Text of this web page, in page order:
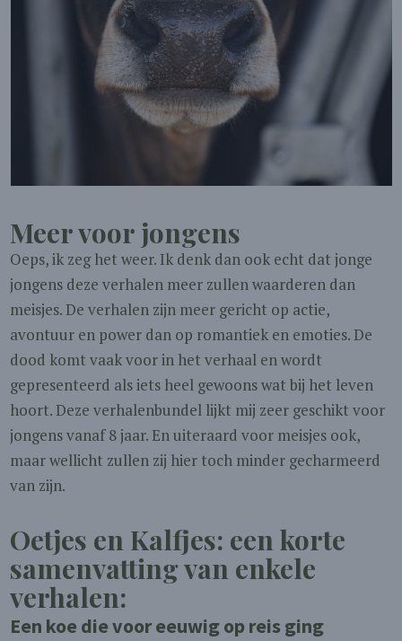
Meer voor jongens
Oeps, ik zeg het weer. Ik denk dan ook echt dat jonge
jongens deze verhalen meer zullen waarderen dan
meisjes. De verhalen zijn meer gericht op actie,
avontuur en power dan op romantiek en emoties. De
dood komt vaak voor in het verhaal en wordt
gepresenteerd als iets heel gewoons wat bij het leven
hoort. Deze verhalenbundel lijkt mij zeer geschikt voor
jongens vanaf 8 jaar. En uiteraard voor meisjes ook,
maar wellicht zullen zij hier toch minder gecharmeerd
van zijn.
Oetjes en Kalfjes: een korte
samenvatting van enkele
verhalen:
Een koe die voor eeuwig op reis ging